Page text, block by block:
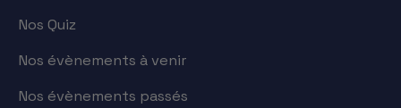
Nos Quiz
Nos évènements à venir
Nos évènements passés